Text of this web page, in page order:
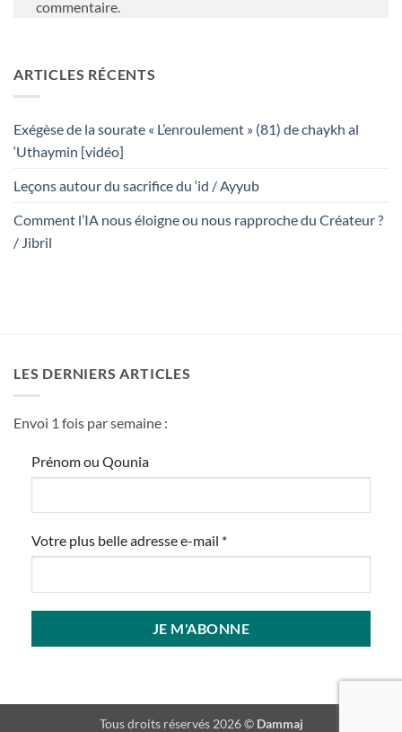
commentaire.
ARTICLES RÉCENTS
Exégèse de la sourate « L’enroulement » (81) de chaykh al
‘Uthaymin [vidéo]
Leçons autour du sacrifice du ‘id / Ayyub
Comment l’IA nous éloigne ou nous rapproche du Créateur ?
/ Jibril
LES DERNIERS ARTICLES
Envoi 1 fois par semaine :
Prénom ou Qounia
Votre plus belle adresse e-mail *
Tous droits réservés 2026 © Dammaj